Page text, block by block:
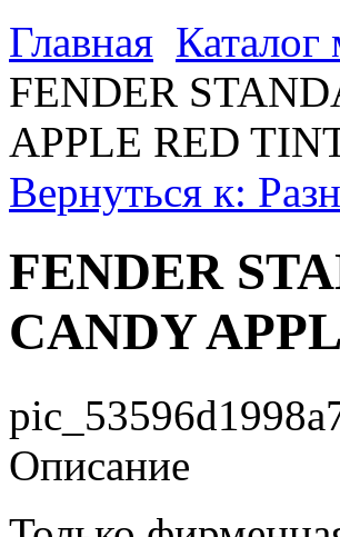
Главная
FENDER
APPLE RED
Вернуться к:
FENDER
CANDY
Описание